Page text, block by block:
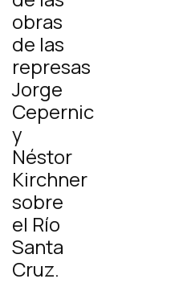
obras
de las
represas
Jorge
Cepernic
y
Néstor
Kirchner
sobre
el Río
Santa
Cruz.